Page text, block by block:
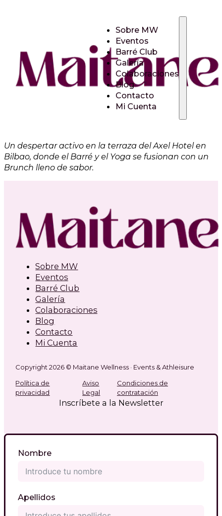
Sobre MW
Eventos
Barré Club
Galería
Colaboraciones
Blog
Contacto
Mi Cuenta
Un despertar activo en la terraza del Axel Hotel en
Bilbao, donde el Barré y el Yoga se fusionan con un
Brunch lleno de sabor.
Sobre MW
Eventos
Barré Club
Galería
Colaboraciones
Blog
Contacto
Mi Cuenta
Copyright 2026 © Maitane Wellness · Events & Athleisure
Política de
privacidad
Aviso
Legal
Condiciones de
contratación
Inscríbete a la Newsletter
Nombre
Apellidos